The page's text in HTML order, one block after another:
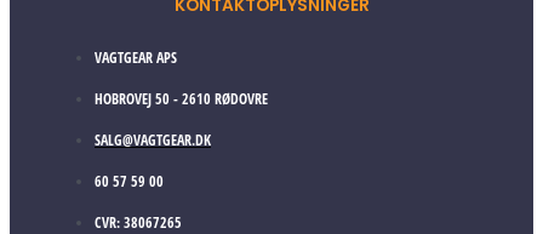
KONTAKTOPLYSNINGER
VAGTGEAR APS
HOBROVEJ 50 - 2610 RØDOVRE
SALG@VAGTGEAR.DK
60 57 59 00
CVR: 38067265